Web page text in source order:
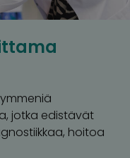
jotka edistävät
hoitoa